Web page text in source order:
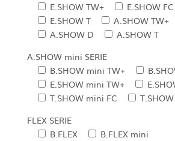
E.SHOW TW+
E.SHOW FC
E.SHOW T
A.SHOW TW+
A.SHOW D
A.SHOW T
A.SHOW mini SERIE
B.SHOW mini TW+
E.SHOW mini TW+
T.SHOW mini FC
FLEX SERIE
B.FLEX
B.FLEX mini